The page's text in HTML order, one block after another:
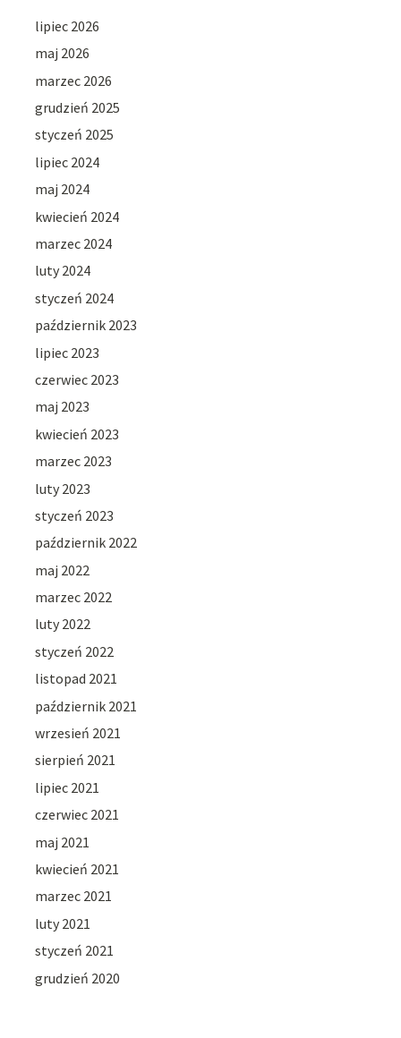
lipiec 2026
maj 2026
marzec 2026
grudzień 2025
styczeń 2025
lipiec 2024
maj 2024
kwiecień 2024
marzec 2024
luty 2024
styczeń 2024
październik 2023
lipiec 2023
czerwiec 2023
maj 2023
kwiecień 2023
marzec 2023
luty 2023
styczeń 2023
październik 2022
maj 2022
marzec 2022
luty 2022
styczeń 2022
listopad 2021
październik 2021
wrzesień 2021
sierpień 2021
lipiec 2021
czerwiec 2021
maj 2021
kwiecień 2021
marzec 2021
luty 2021
styczeń 2021
grudzień 2020